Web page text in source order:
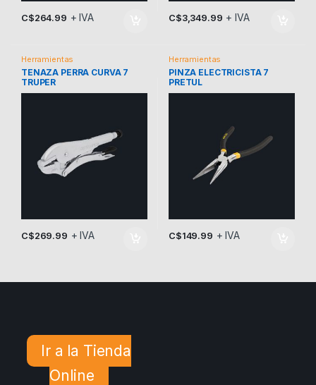
C$264.99 + IVA C$3,349.99 + IVA
Herramientas
TENAZA PERRA CURVA 7
TRUPER
C$269.99 + IVA
Herramientas
PINZA ELECTRICISTA 7
PRETUL
C$149.99 + IVA
Ir a la Tienda
Online